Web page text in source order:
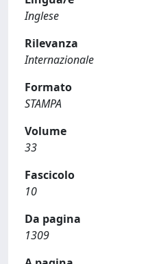
Inglese
Rilevanza
Internazionale
Formato
STAMPA
Volume
33
Fascicolo
10
Da pagina
1309